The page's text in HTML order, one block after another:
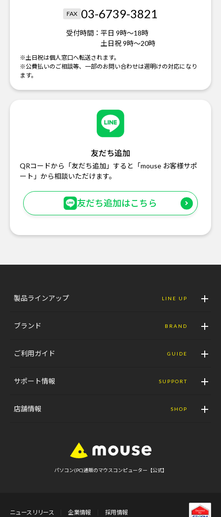
FAX 03-6739-3821
受付時間： 平日 9時～18時
土日祝 9時～20時
※土日祝は個人窓口へ転送されます。
※公費払いのご相談等、一部のお問い合わせは週明けの対応になり
ます。
友だち追加
QRコードから「友だち追加」すると「mouse お客様サポ
ート」から相談いただけます。
友だち追加はこちら
製品ラインアップ LINE UP
ブランド BRAND
ご利用ガイド GUIDE
サポート情報 SUPPORT
店舗情報 SHOP
パソコン(PC)通販のマウスコンピューター【公式】
ニュースリリース 企業情報 採用情報